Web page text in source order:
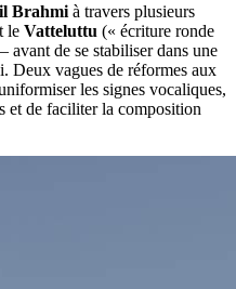
Brahmi à travers plusieurs
le Vatteluttu (« écriture ronde
de se stabiliser dans une
Deux vagues de réformes aux
les signes vocaliques,
et de faciliter la composition